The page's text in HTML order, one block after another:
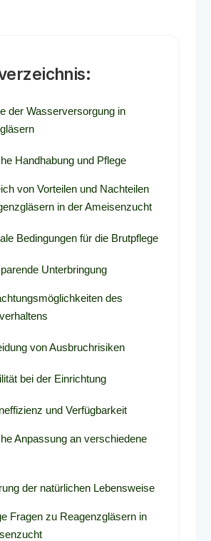
der Wasserversorgung in
Handhabung und Pflege
von Vorteilen und Nachteilen
in der Ameisenzucht
Bedingungen für die Brutpflege
Unterbringung
des
von Ausbruchrisiken
bei der Einrichtung
und Verfügbarkeit
Anpassung an verschiedene
der natürlichen Lebensweise
Fragen zu Reagenzgläsern in